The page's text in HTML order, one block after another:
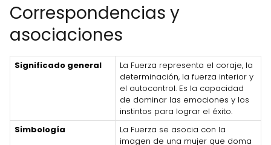
Correspondencias y
asociaciones
Significado general
La Fuerza representa el coraje, la
determinación, la fuerza interior y
el autocontrol. Es la capacidad
de dominar las emociones y los
instintos para lograr el éxito.
Simbología
La Fuerza se asocia con la
imagen de una mujer que doma